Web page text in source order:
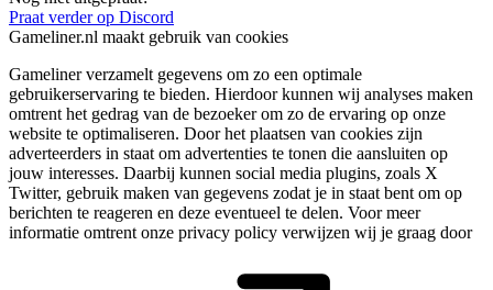
Praat verder op Discord
Gameliner.nl maakt gebruik van cookies
Gameliner verzamelt gegevens om zo een optimale
gebruikerservaring te bieden. Hierdoor kunnen wij analyses maken
omtrent het gedrag van de bezoeker om zo de ervaring op onze
website te optimaliseren. Door het plaatsen van cookies zijn
adverteerders in staat om advertenties te tonen die aansluiten op
jouw interesses. Daarbij kunnen social media plugins, zoals X
Twitter, gebruik maken van gegevens zodat je in staat bent om op
berichten te reageren en deze eventueel te delen. Voor meer
informatie omtrent onze privacy policy verwijzen wij je graag door